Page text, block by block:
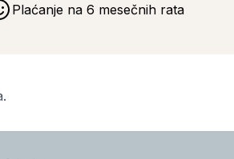
Plaćanje na 6 mesečnih rata